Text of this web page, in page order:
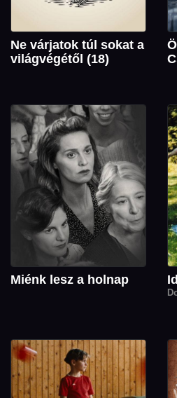
Ne várjatok túl sokat a
világvégétől (18)
Miénk lesz a holnap